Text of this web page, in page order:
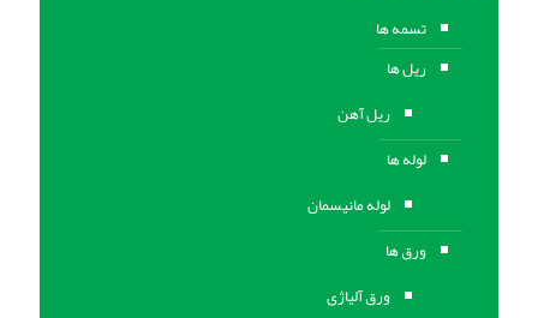
تسمه ها
ریل ها
ریل آهن
لوله ها
لوله مانیسمان
ورق ها
ورق آلیاژی